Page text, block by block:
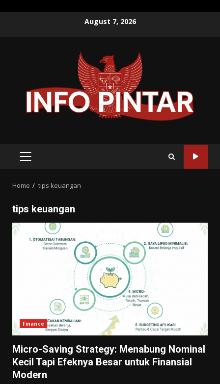
August 7, 2026
PRIMARY
Home tips keuangan
tips keuangan
Finance
Micro-Saving Strategy: Menabung Nominal
Kecil Tapi Efeknya Besar untuk Finansial
Modern